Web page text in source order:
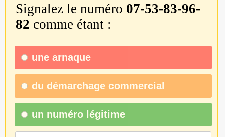
Signalez le numéro 07-53-83-96-
82 comme étant :
une arnaque
du démarchage commercial
un numéro légitime